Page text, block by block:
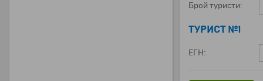
Брой туристи:
ТУРИСТ №1
ЕГН: